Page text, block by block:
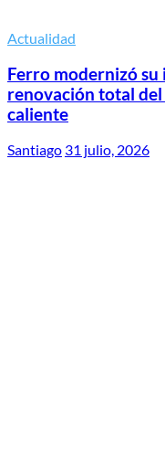
Actualidad
Ferro modernizó
renovación total del
caliente
Santiago 31 julio, 2026